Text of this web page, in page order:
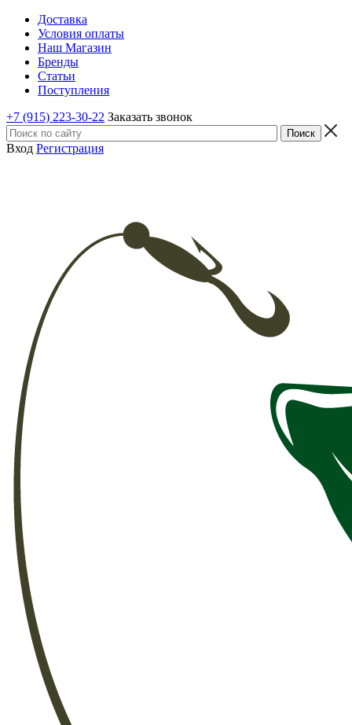
Доставка
Условия оплаты
Наш Магазин
Бренды
Статьи
Поступления
+7 (915) 223-30-22 Заказать звонок
Вход Регистрация